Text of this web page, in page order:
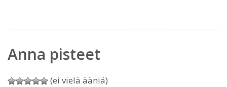
Anna pisteet
(ei vielä ääniä)